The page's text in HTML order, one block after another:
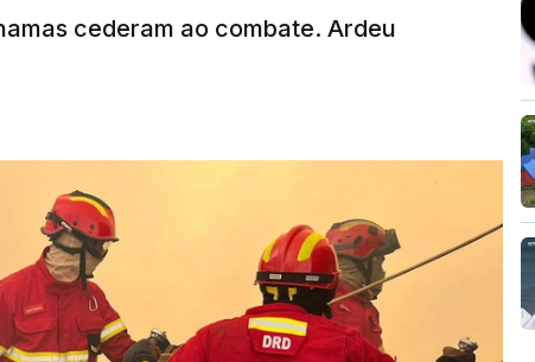
cederam ao combate. Ardeu